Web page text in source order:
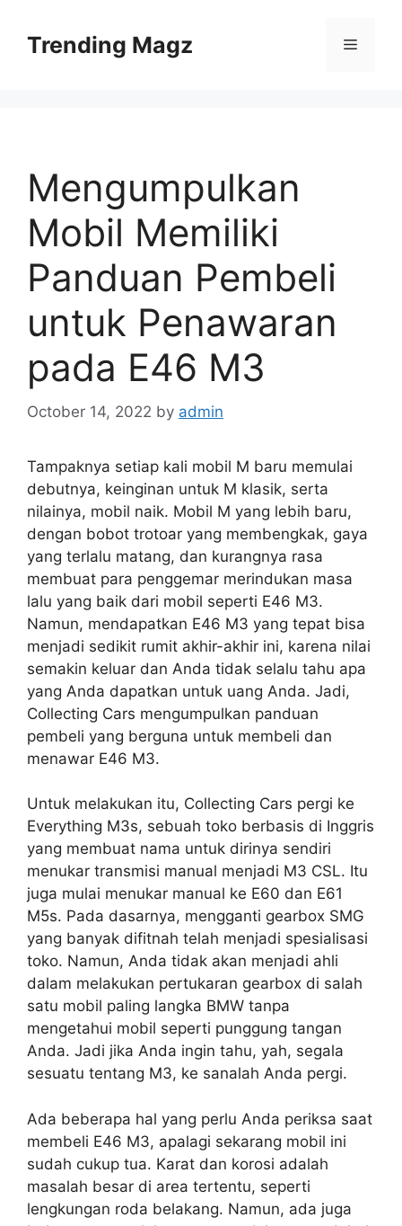
contentTrending Magz Menu
Mengumpulkan
Mobil Memiliki
Panduan Pembeli
untuk Penawaran
pada E46 M3
October 14, 2022 by admin
Tampaknya setiap kali mobil M baru memulai
debutnya, keinginan untuk M klasik, serta
nilainya, mobil naik. Mobil M yang lebih baru,
dengan bobot trotoar yang membengkak, gaya
yang terlalu matang, dan kurangnya rasa
membuat para penggemar merindukan masa
lalu yang baik dari mobil seperti E46 M3.
Namun, mendapatkan E46 M3 yang tepat bisa
menjadi sedikit rumit akhir-akhir ini, karena nilai
semakin keluar dan Anda tidak selalu tahu apa
yang Anda dapatkan untuk uang Anda. Jadi,
Collecting Cars mengumpulkan panduan
pembeli yang berguna untuk membeli dan
menawar E46 M3.
Untuk melakukan itu, Collecting Cars pergi ke
Everything M3s, sebuah toko berbasis di Inggris
yang membuat nama untuk dirinya sendiri
menukar transmisi manual menjadi M3 CSL. Itu
juga mulai menukar manual ke E60 dan E61
M5s. Pada dasarnya, mengganti gearbox SMG
yang banyak difitnah telah menjadi spesialisasi
toko. Namun, Anda tidak akan menjadi ahli
dalam melakukan pertukaran gearbox di salah
satu mobil paling langka BMW tanpa
mengetahui mobil seperti punggung tangan
Anda. Jadi jika Anda ingin tahu, yah, segala
sesuatu tentang M3, ke sanalah Anda pergi.
Ada beberapa hal yang perlu Anda periksa saat
membeli E46 M3, apalagi sekarang mobil ini
sudah cukup tua. Karat dan korosi adalah
masalah besar di area tertentu, seperti
lengkungan roda belakang. Namun, ada juga